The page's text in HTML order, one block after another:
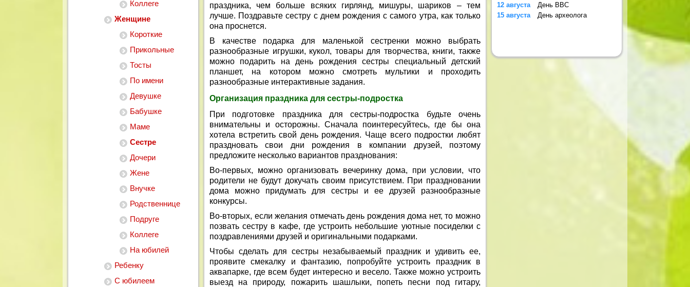
Коллеге
Женщине
Короткие
Прикольные
Тосты
По имени
Девушке
Бабушке
Маме
Сестре
Дочери
Жене
Внучке
Родственнице
Подруге
Коллеге
На юбилей
Ребенку
С юбилеем
праздника, чем больше всяких гирлянд, мишуры, шариков – тем
лучше. Поздравьте сестру с днем рождения с самого утра, как только
она проснется.
В качестве подарка для маленькой сестренки можно выбрать
разнообразные игрушки, кукол, товары для творчества, книги, также
можно подарить на день рождения сестры специальный детский
планшет, на котором можно смотреть мультики и проходить
разнообразные интерактивные задания.
Организация праздника для сестры-подростка
При подготовке праздника для сестры-подростка будьте очень
внимательны и осторожны. Сначала поинтересуйтесь, где бы она
хотела встретить свой день рождения. Чаще всего подростки любят
праздновать свои дни рождения в компании друзей, поэтому
предложите несколько вариантов празднования:
Во-первых, можно организовать вечеринку дома, при условии, что
родители не будут докучать своим присутствием. При праздновании
дома можно придумать для сестры и ее друзей разнообразные
конкурсы.
Во-вторых, если желания отмечать день рождения дома нет, то можно
позвать сестру в кафе, где устроить небольшие уютные посиделки с
поздравлениями друзей и оригинальными подарками.
Чтобы сделать для сестры незабываемый праздник и удивить ее,
проявите смекалку и фантазию, попробуйте устроить праздник в
аквапарке, где всем будет интересно и весело. Также можно устроить
выезд на природу, пожарить шашлыки, попеть песни под гитару,
12 августа
День ВВС
15 августа
День археолога